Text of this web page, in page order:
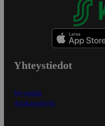
Yhteystiedot
Myymälät
Asiakaspalvelu